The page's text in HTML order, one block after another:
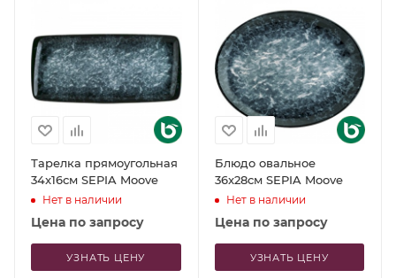
Тарелка прямоугольная
34x16см SEPIA Moove
Нет в наличии
Цена по запросу
УЗНАТЬ ЦЕНУ
Блюдо овальное
36x28см SEPIA Moove
Нет в наличии
Цена по запросу
УЗНАТЬ ЦЕНУ